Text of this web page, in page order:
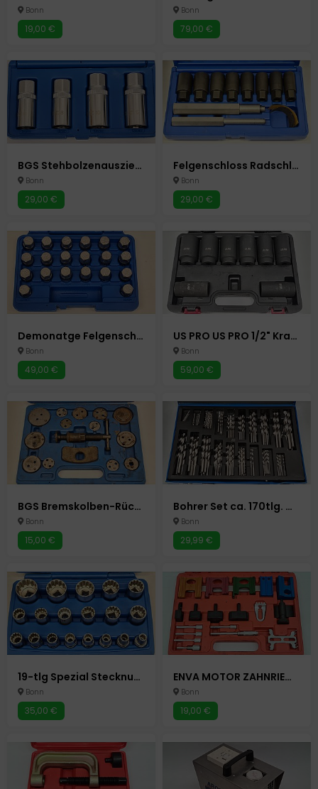
Bonn
19,00 €
Bonn
79,00 €
BGS Stehbolzenauszieher Satz 4 Teilig Autowerkzeug Auto Werkzeuge
Bonn
29,00 €
Felgenschloss Radschloss Radsicherung Radbolzen Abzieher Knacker
Bonn
29,00 €
Demonatge Felgenschloss Radbolzen Radsicherung lösen Autowerkzeug Auto Werkzeuge
Bonn
49,00 €
US PRO US PRO 1/2" Kraft-Schlagschrauber-Nüsse Schlagnuss-Satz 8 Stück Autowerkzeug Auto Werkzeuge
Bonn
59,00 €
BGS Bremskolben-Rückstell-Satz | 14-tlg. Autowerkzeug Auto Werkzeuge
Bonn
15,00 €
Bohrer Set ca. 170tlg. Metallbohrer 1-10mm Spiralbohrer Holzbohrer
Bonn
29,99 €
19-tlg Spezial Stecknuss Satz 10 - 32 mm Für 85% Defekte Abgerundete Mutter 1/2" Autowerkzeug Auto Werkzeuge
Bonn
35,00 €
ENVA MOTOR ZAHNRIEMEN WERKZEUG 19-tlg. EINSTELLWERKZEUG ARRETIERWERKZEUG Autowerkzeug Auto Werkzeuge
Bonn
19,00 €